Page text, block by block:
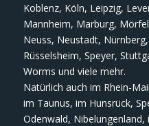
Koblenz, Köln, Leipzig,
Mannheim, Marburg,
Neuss, Neustadt,
Rüsselsheim, Speyer,
Worms und viele mehr.
Natürlich auch im Rhein-
im Taunus, im Hunsrück,
Odenwald, Nibelungenland,